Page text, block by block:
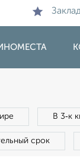
В 3‑к
срок